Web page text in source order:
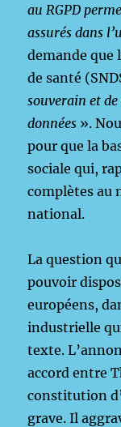
au RGPD
assurés dans
demande que
de santé
souverain et
données ».
pour que la
sociale qui,
complètes au
national.
La question
pouvoir
européens,
industrielle
texte.
accord entre
constitution
grave. Il